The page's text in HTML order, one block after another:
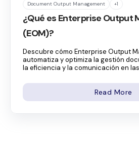
Document Output Management +1
¿Qué es Enterprise Output
(EOM)?
Descubre cómo Enterprise Output
automatiza y optimiza la gestión
la eficiencia y la comunicación en
Read More